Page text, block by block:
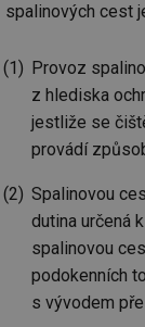
spalinových cest
Provoz
z hlediska
jestliže se
provádí
Spalinovou
dutina určená
spalinovou
podokenních
s vývodem